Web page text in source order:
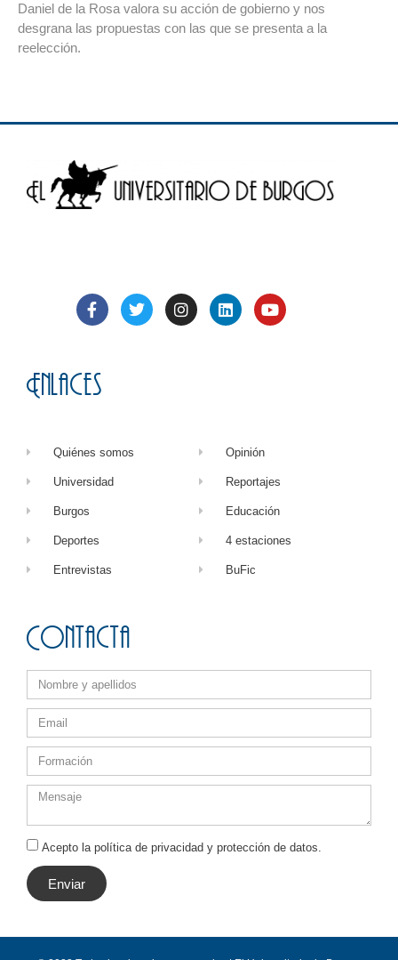
Daniel de la Rosa valora su acción de gobierno y nos
desgrana las propuestas con las que se presenta a la
reelección.
Enlaces
Quiénes somos
Universidad
Burgos
Deportes
Entrevistas
Opinión
Reportajes
Educación
4 estaciones
BuFic
Contacta
Acepto la política de privacidad y protección de datos.
Enviar